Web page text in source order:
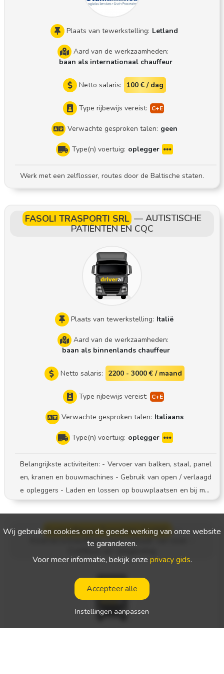
Plaats van tewerkstelling: Letland
Aard van de werkzaamheden:
baan als internationaal chauffeur
Netto salaris: 100 € / dag
Type rijbewijs vereist:
Verwachte gesproken talen: geen
Type(n) voertuig: oplegger
Werk met een zelflosser, routes door de Baltische staten.
FASOLI TRASPORTI SRL — AUTISTISCHE
PATIËNTEN EN CQC
Plaats van tewerkstelling: Italië
Aard van de werkzaamheden:
baan als binnenlands chauffeur
Netto salaris: 2200 - 3000 € / maand
Type rijbewijs vereist:
Verwachte gesproken talen: Italiaans
Type(n) voertuig: oplegger
Belangrijkste activiteiten: - Vervoer van balken, staal, panel
en, kranen en bouwmachines - Gebruik van open / verlaagd
e opleggers - Laden en lossen op bouwplaatsen en bij met
aalbewerkingsbedrijven - Naleving van de veiligheidsproce
dures en de reisdocumentatie
Kurierdienst Transline GmbH —
Koerierschauffeur voor lokaal vervoer -
Cottbus en omgeving
Wij gebruiken cookies om de goede werking van onze website
te garanderen.
Voor meer informatie, bekijk onze privacy gids.
Accepteer alle
Instellingen aanpassen